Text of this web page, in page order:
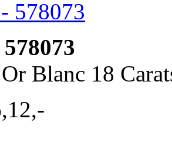
Blanc 18